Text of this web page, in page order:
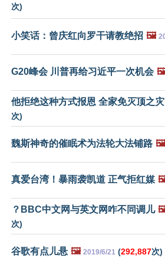
次)
小笑话：曾庆红向罗干请教绝招 🖼️
G20峰会 川普再给习近平一次机会
他拒绝这种方式报恩 全家免灭顶之灾
次)
魏斯神奇的催眠术为法轮大法铺路 🖼️
真爱台湾！暴雨袭凯道 正气拒红媒
？BBC中文网与英文网咋不同调儿
次)
谷歌有点儿悬 🖼️ 2019/6/21 (292,887次)